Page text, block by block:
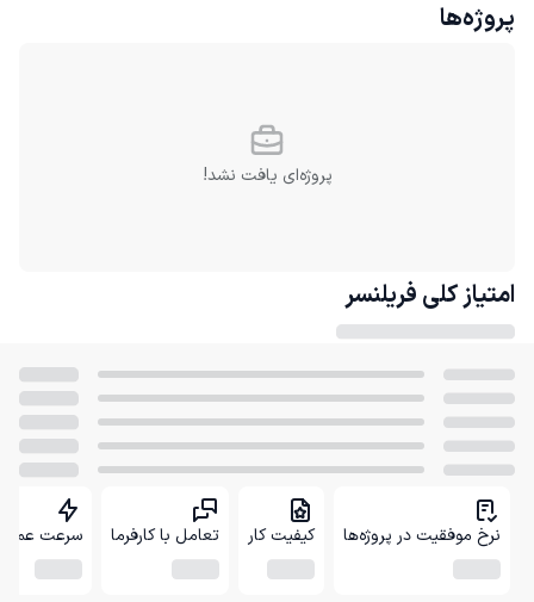
پروژه‌ها
پروژه‌ای یافت نشد!
امتیاز کلی فریلنسر
نرخ موفقیت در پروژه‌ها کیفیت کار تعامل با کارفرما سرعت عمل